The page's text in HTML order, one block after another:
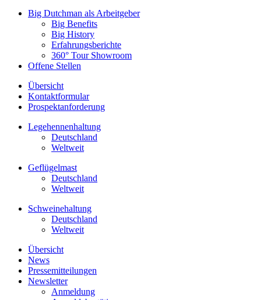
Big Dutchman als Arbeitgeber
Big Benefits
Big History
Erfahrungsberichte
360° Tour Showroom
Offene Stellen
Übersicht
Kontaktformular
Prospektanforderung
Legehennenhaltung
Deutschland
Weltweit
Geflügelmast
Deutschland
Weltweit
Schweinehaltung
Deutschland
Weltweit
Übersicht
News
Pressemitteilungen
Newsletter
Anmeldung